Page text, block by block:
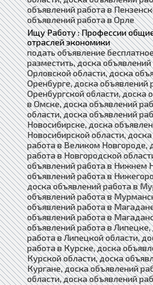
объявлений работа в
объявлений работа в Орле
Ищу Работу : Профессии
отраслей экономики
подать объявление
разместить, доска
Орловской области, доска
Оренбурге, доска объявлений
Оренбургской области, доска
в Омске, доска объявлений
области, доска объявлений
Новосибирске, доска
Новосибирской области,
работа в Великом Новгороде,
работа в Новгородской
объявлений работа в Нижнем
объявлений работа в
доска объявлений работа в
объявлений работа в
объявлений работа в
объявлений работа в
объявлений работа в
работа в Липецкой области,
работа в Курске, доска
Курской области, доска
Кургане, доска объявлений
области, доска объявлений